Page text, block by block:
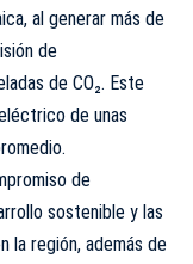
al generar más de
de
de CO₂. Este
de unas
de
sostenible y las
la región, además de